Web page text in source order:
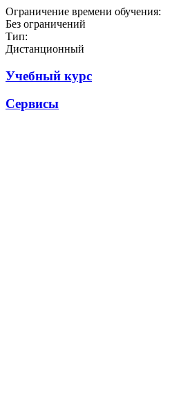
Ограничение времени обучения:
Без ограничений
Тип:
Дистанционный
Учебный курс
Сервисы